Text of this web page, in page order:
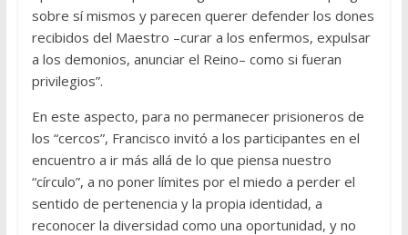
sobre sí mismos y parecen querer defender los dones
recibidos del Maestro –curar a los enfermos, expulsar
a los demonios, anunciar el Reino– como si fueran
privilegios”.
En este aspecto, para no permanecer prisioneros de
los “cercos”, Francisco invitó a los participantes en el
encuentro a ir más allá de lo que piensa nuestro
“círculo”, a no poner límites por el miedo a perder el
sentido de pertenencia y la propia identidad, a
reconocer la diversidad como una oportunidad, y no